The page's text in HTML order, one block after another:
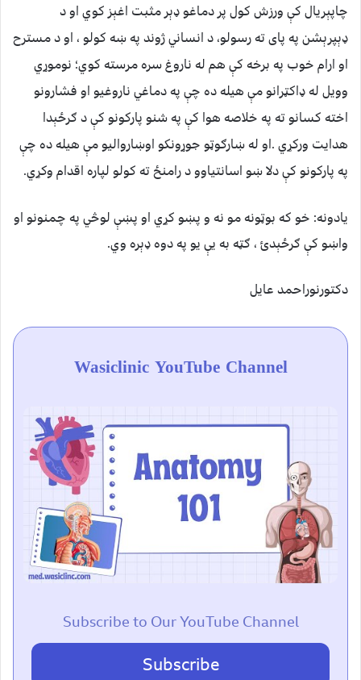
چاپېريال کې ورزش کولپر دماغو ډېر مثبت اغېز کوي او د
ډېپرېشن په پای ته رسولو، د انساني ژوند په ښه کولو ، او د مسترح
او ارام خوب په برخه کې هم له ناروغ سره مرسته کوي؛ نوموړي
وويل له ډاکټرانو مې هيله ده چې په دماغي ناروغيو او فشارونو
اخته کسانو ته په خلاصه هوا کې په شنو پارکونو کې د ګرځېدا
هدايت ورکړي .او له ښارګوټو جوړونکو اوښارواليو مې هيله ده چې
په پارکونو کې دلا ښو اسانتياوو د رامنځ ته کولو لپاره اقدام وکړي.
يادونه: خو که بوټونه مو نه و پښو کړي او پښې لوڅي په چمنونو او
واښو کې ګرځېدئ ، ګټه به یې يو په دوه ډېره وي.
دکتورنوراحمد عایل
Wasiclinic YouTube Channel
Subscribe to Our YouTube Channel
Subscribe